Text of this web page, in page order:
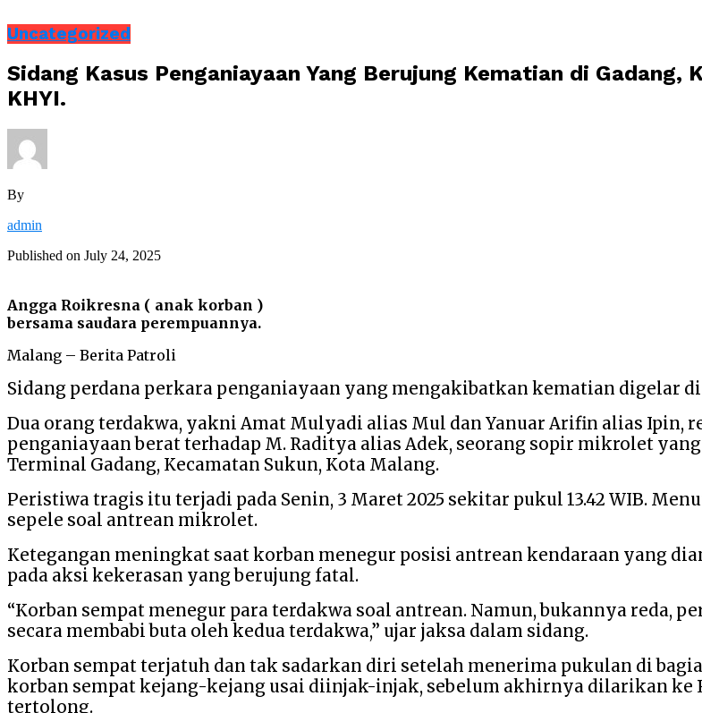
Uncategorized
Sidang Kasus Penganiayaan Yang Berujung Kematian di
KHYI.
By
admin
Published on July 24, 2025
Angga Roikresna ( anak korban )
bersama saudara perempuannya.
Malang – Berita Patroli
Sidang perdana perkara penganiayaan yang mengakibatkan kematian digelar di
Dua orang terdakwa, yakni Amat Mulyadi alias Mul dan Yanuar Arifin alias Ipin,
penganiayaan berat terhadap M. Raditya alias Adek, seorang sopir mikrolet
Terminal Gadang, Kecamatan Sukun, Kota Malang.
Peristiwa tragis itu terjadi pada Senin, 3 Maret 2025 sekitar pukul 13.42 WIB.
sepele soal antrean mikrolet.
Ketegangan meningkat saat korban menegur posisi antrean kendaraan yang
pada aksi kekerasan yang berujung fatal.
“Korban sempat menegur para terdakwa soal antrean. Namun, bukannya reda,
secara membabi buta oleh kedua terdakwa,” ujar jaksa dalam sidang.
Korban sempat terjatuh dan tak sadarkan diri setelah menerima pukulan di
korban sempat kejang-kejang usai diinjak-injak, sebelum akhirnya dilarikan ke
tertolong.